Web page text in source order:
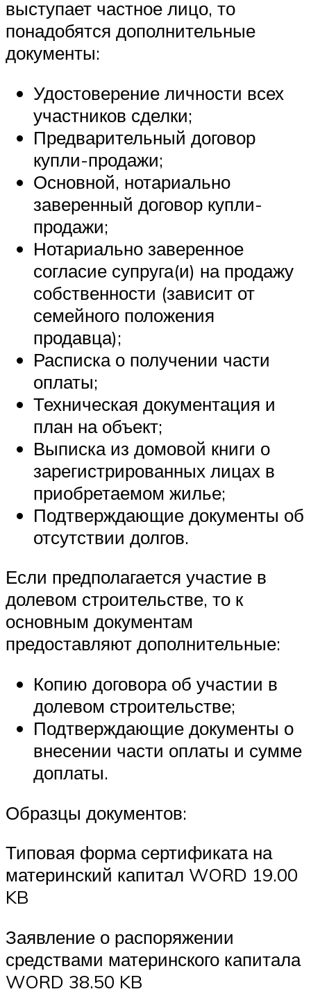
выступает частное лицо, то
понадобятся дополнительные
документы:
Удостоверение личности всех
участников сделки;
Предварительный договор
купли-продажи;
Основной, нотариально
заверенный договор купли-
продажи;
Нотариально заверенное
согласие супруга(и) на продажу
собственности (зависит от
семейного положения
продавца);
Расписка о получении части
оплаты;
Техническая документация и
план на объект;
Выписка из домовой книги о
зарегистрированных лицах в
приобретаемом жилье;
Подтверждающие документы об
отсутствии долгов.
Если предполагается участие в
долевом строительстве, то к
основным документам
предоставляют дополнительные:
Копию договора об участии в
долевом строительстве;
Подтверждающие документы о
внесении части оплаты и сумме
доплаты.
Образцы документов:
Типовая форма сертификата на
материнский капитал WORD 19.00
KB
Заявление о распоряжении
средствами материнского капитала
WORD 38.50 KB